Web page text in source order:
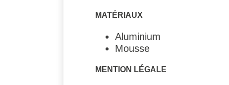
MATÉRIAUX
Aluminium
Mousse
MENTION LÉGALE